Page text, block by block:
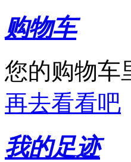
购物车
您的购物车
再去看看吧
我的足迹